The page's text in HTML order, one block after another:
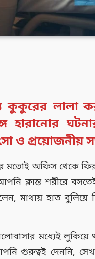
কুকুরের লালা
হারানোর
ও প্রয়োজনীয়
মতোই অফিস থেকে
ক্লান্ত শরীরে
মাথায় হাত বুলিয়ে
মধ্যেই লুকিয়ে
গুরুত্বই দেননি,